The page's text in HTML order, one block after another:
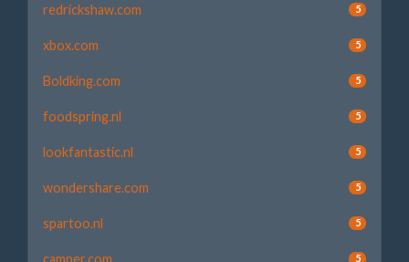
redrickshaw.com 5
xbox.com 5
Boldking.com 5
foodspring.nl 5
lookfantastic.nl 5
wondershare.com 5
spartoo.nl 5
camper.com 5